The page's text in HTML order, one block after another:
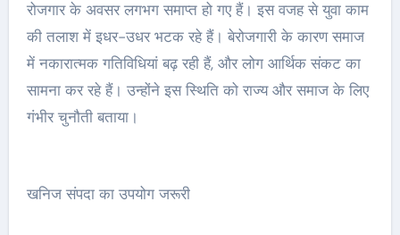
रोजगार के अवसर लगभग समाप्त हो गए हैं। इस वजह से युवा काम
की तलाश में इधर-उधर भटक रहे हैं। बेरोजगारी के कारण समाज
में नकारात्मक गतिविधियां बढ़ रही हैं, और लोग आर्थिक संकट का
सामना कर रहे हैं। उन्होंने इस स्थिति को राज्य और समाज के लिए
गंभीर चुनौती बताया।
खनिज संपदा का उपयोग जरूरी